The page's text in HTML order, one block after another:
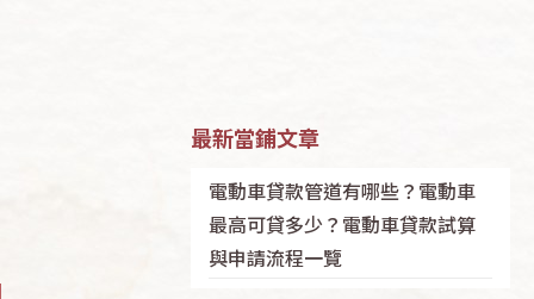
最新當鋪文章
電動車貸款管道有哪些？電動車
最高可貸多少？電動車貸款試算
與申請流程一覽